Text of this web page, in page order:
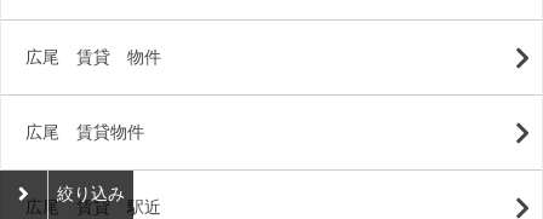
広尾 賃貸 物件
広尾 賃貸物件
広尾 賃貸 駅近
絞り込み